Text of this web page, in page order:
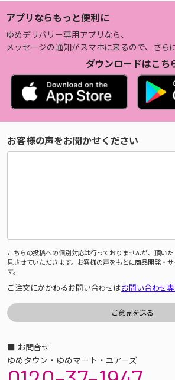
アプリならもっと便利に
ゆめデリバリー専用アプリなら、
メッセージの通知がスマホに来るので、さら
ダウンロードはこち
お客様の声をお聞かせください
こちらの投稿への個別対応は行っておりませんが、頂い
見させていただきます。お客様の声をもとに商品開発・
す。
ご注文にかかわるお問い合わせはお問い合わせ
■ お問合せ
ゆめタウン・ゆめマート・ユアーズ